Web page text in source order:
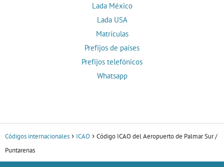
Lada México
Lada USA
Matrículas
Prefijos de países
Prefijos telefónicos
Whatsapp
Códigos internacionales ICAO
Código ICAO del Aeropuerto de Palmar Sur /
Puntarenas